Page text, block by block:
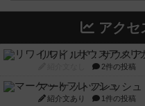
アクセ
リワイルド：サウスア
2件の投稿
マーケットフレッシュ
紹介文あり 1件の投稿